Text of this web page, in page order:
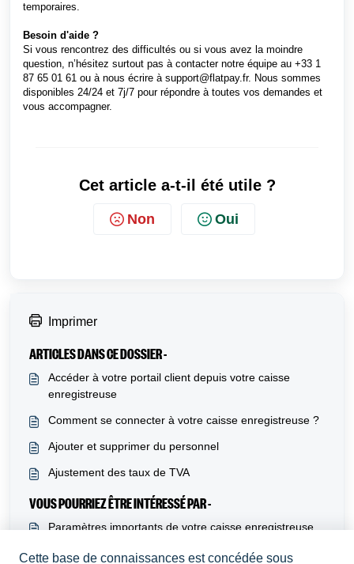
temporaires.
Besoin d'aide ?
Si vous rencontrez des difficultés ou si vous avez la moindre
question, n’hésitez surtout pas à contacter notre équipe au +33 1
87 65 01 61 ou à nous écrire à support@flatpay.fr. Nous sommes
disponibles 24/24 et 7j/7 pour répondre à toutes vos demandes et
vous accompagner.
Cet article a-t-il été utile ?
Non Oui
Imprimer
ARTICLES DANS CE DOSSIER -
Accéder à votre portail client depuis votre caisse
enregistreuse
Comment se connecter à votre caisse enregistreuse ?
Ajouter et supprimer du personnel
Ajustement des taux de TVA
VOUS POURRIEZ ÊTRE INTÉRESSÉ PAR -
Paramètres importants de votre caisse enregistreuse
Ajouter et gérer vos tables sur la Caisse Mobile
Cette base de connaissances est concédée sous